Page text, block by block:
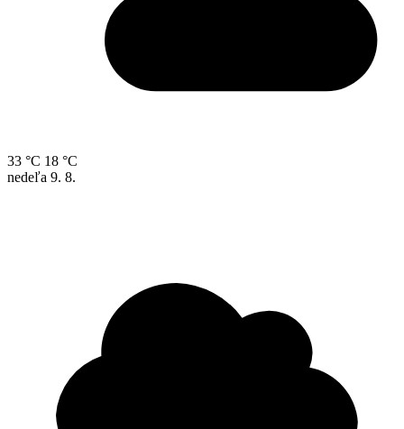
33 °C 18 °C
nedeľa 9. 8.